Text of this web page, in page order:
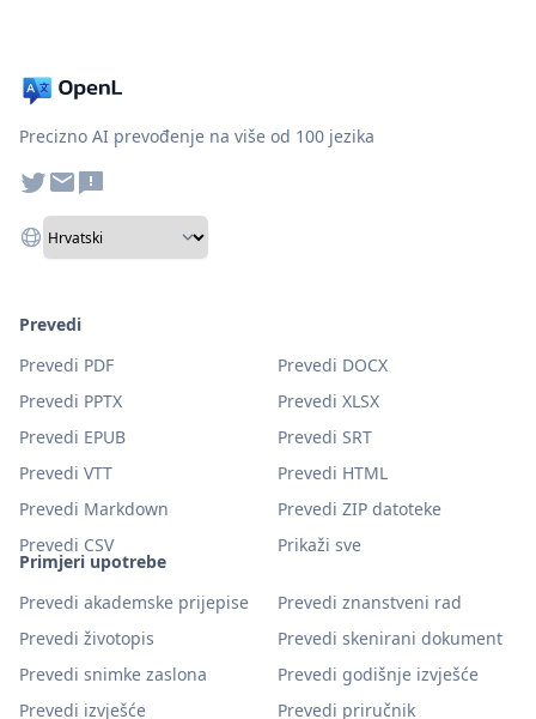
Precizno AI prevođenje na više od 100 jezika
Primjeri upotrebe
Prevedi akademske prijepise
Prevedi znanstveni rad
Prevedi životopis
Prevedi skenirani dokument
Prevedi snimke zaslona
Prevedi godišnje izvješće
Prevedi izvješće
Prevedi priručnik
Prevedi
Prevedi PDF
Prevedi DOCX
Prevedi PPTX
Prevedi XLSX
Prevedi EPUB
Prevedi SRT
Prevedi VTT
Prevedi HTML
Prevedi Markdown
Prevedi ZIP datoteke
Prevedi CSV
Prikaži sve